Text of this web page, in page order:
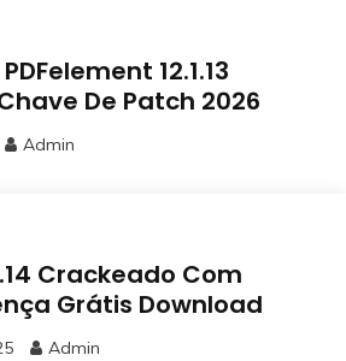
12.1.13
De Patch 2026
Admin
Crackeado Com
Grátis Download
Admin